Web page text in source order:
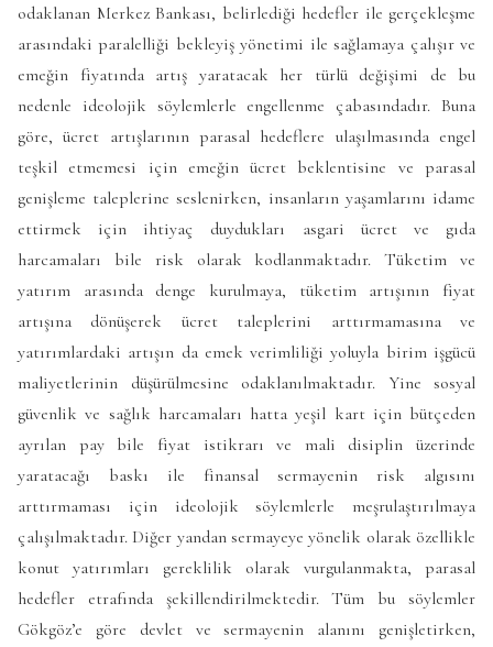
odaklanan Merkez Bankası, belirlediği hedefler ile gerçekleşme
arasındaki paralelliği bekleyiş yönetimi ile sağlamaya çalışır ve
emeğin fiyatında artış yaratacak her türlü değişimi de bu
nedenle ideolojik söylemlerle engellenme çabasındadır. Buna
göre, ücret artışlarının parasal hedeflere ulaşılmasında engel
teşkil etmemesi için emeğin ücret beklentisine ve parasal
genişleme taleplerine seslenirken, insanların yaşamlarını idame
ettirmek için ihtiyaç duydukları asgari ücret ve gıda
harcamaları bile risk olarak kodlanmaktadır. Tüketim ve
yatırım arasında denge kurulmaya, tüketim artışının fiyat
artışına dönüşerek ücret taleplerini arttırmamasına ve
yatırımlardaki artışın da emek verimliliği yoluyla birim işgücü
maliyetlerinin düşürülmesine odaklanılmaktadır. Yine sosyal
güvenlik ve sağlık harcamaları hatta yeşil kart için bütçeden
ayrılan pay bile fiyat istikrarı ve mali disiplin üzerinde
yaratacağı baskı ile finansal sermayenin risk algısını
arttırmaması için ideolojik söylemlerle meşrulaştırılmaya
çalışılmaktadır. Diğer yandan sermayeye yönelik olarak özellikle
konut yatırımları gereklilik olarak vurgulanmakta, parasal
hedefler etrafında şekillendirilmektedir. Tüm bu söylemler
Gökgöz’e göre devlet ve sermayenin alanını genişletirken,